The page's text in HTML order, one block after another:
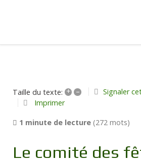
Taille du texte: + –
Signaler
Imprimer
1 minute de lecture (272 mots)
Le comité des